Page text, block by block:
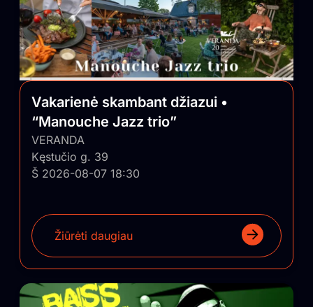
Vakarienė skambant džiazui •
“Manouche Jazz trio”
VERANDA
Kęstučio g. 39
Š 2026-08-07 18:30
Žiūrėti daugiau